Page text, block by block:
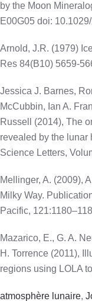
by the Moon
E00G05 doi:
Arnold, J.R. (1979)
Res 84(B10) 5659-
Jessica J. Barnes,
McCubbin, Ian A.
Russell (2014), The
revealed by the lunar
Science Letters,
Mellinger, A. (2009),
Milky Way.
Pacific,
Mazarico, E., G. A.
H. Torrence (2011),
regions using LOLA
atmosphère lunaire,